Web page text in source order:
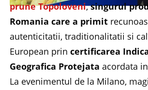
prune Topoloveni,singurul
Romania care a primit
autenticitatii, traditionalitatii si
European prin certificarea
Geografica Protejata acordata
La evenimentul de la Milano,